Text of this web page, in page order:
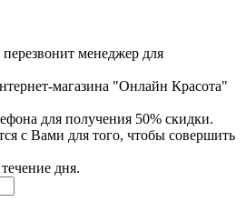
менеджер для
магазина "Онлайн Красота"
для получения 50% скидки.
с Вами для того, чтобы совершить
дня.